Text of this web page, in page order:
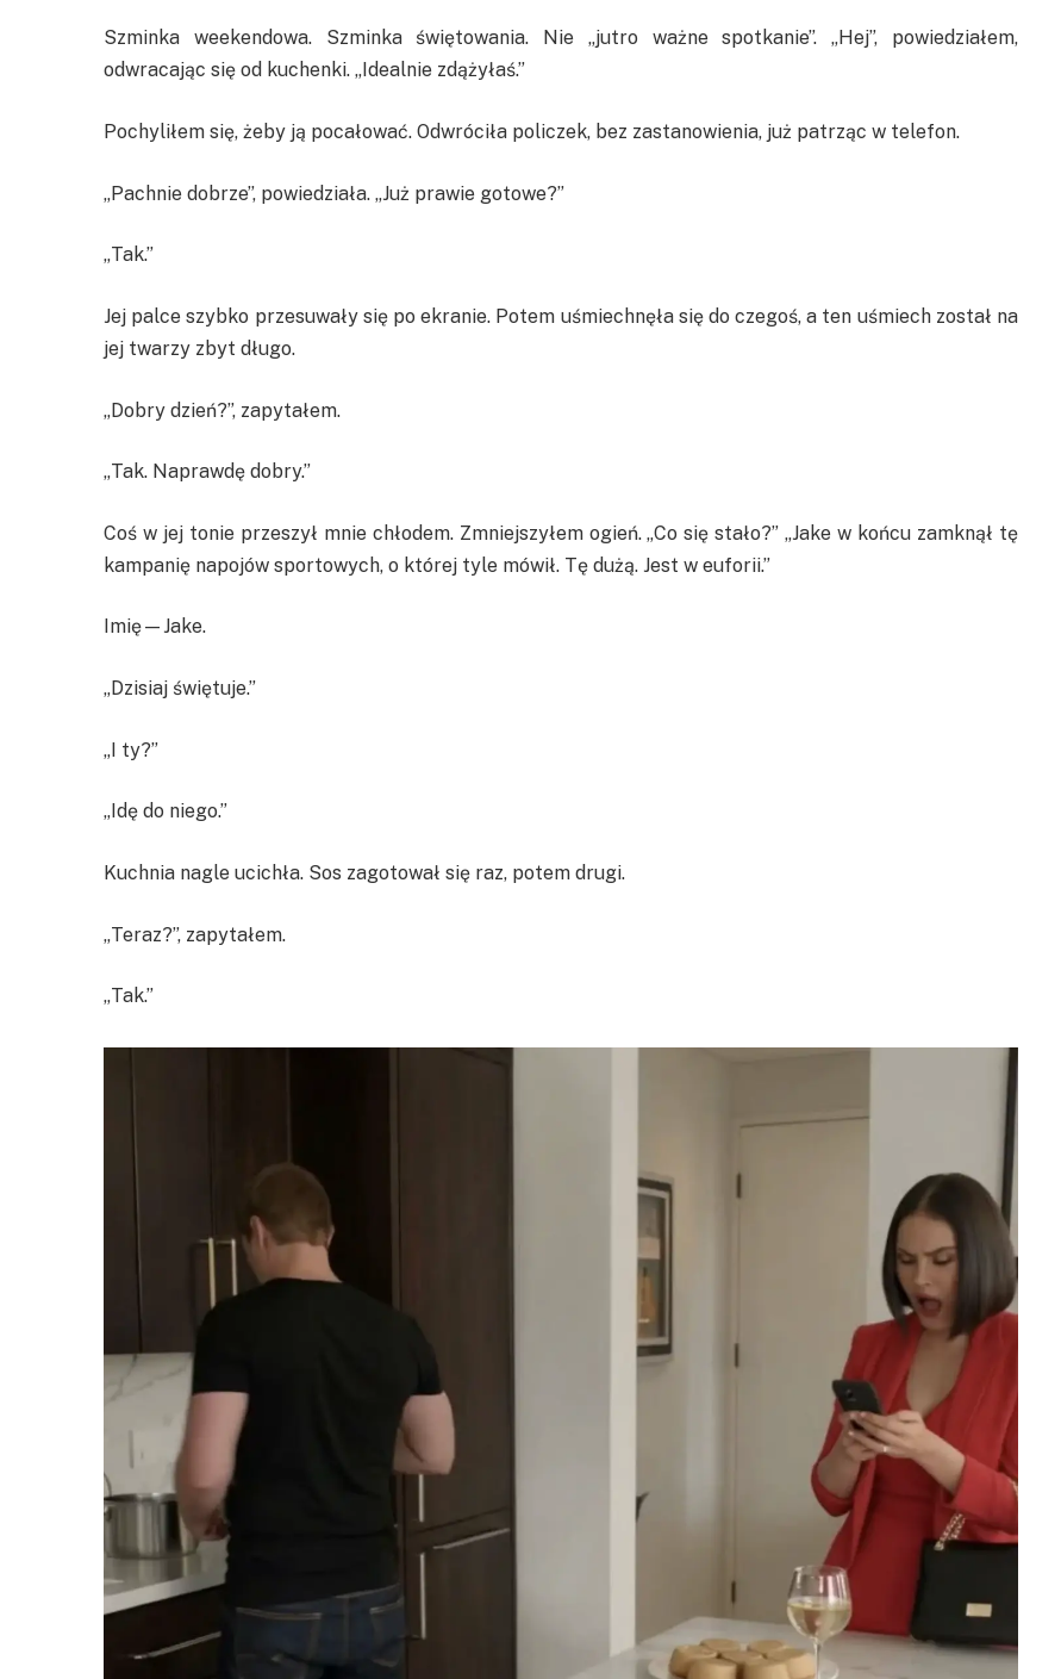
Szminka weekendowa. Szminka świętowania. Nie „jutro ważne spotkanie”. „Hej”, powiedziałem,
odwracając się od kuchenki. „Idealnie zdążyłaś.”
Pochyliłem się, żeby ją pocałować. Odwróciła policzek, bez zastanowienia, już patrząc w telefon.
„Pachnie dobrze”, powiedziała. „Już prawie gotowe?”
„Tak.”
Jej palce szybko przesuwały się po ekranie. Potem uśmiechnęła się do czegoś, a ten uśmiech został na
jej twarzy zbyt długo.
„Dobry dzień?”, zapytałem.
„Tak. Naprawdę dobry.”
Coś w jej tonie przeszył mnie chłodem. Zmniejszyłem ogień. „Co się stało?” „Jake w końcu zamknął tę
kampanię napojów sportowych, o której tyle mówił. Tę dużą. Jest w euforii.”
Imię—Jake.
„Dzisiaj świętuje.”
„I ty?”
„Idę do niego.”
Kuchnia nagle ucichła. Sos zagotował się raz, potem drugi.
„Teraz?”, zapytałem.
„Tak.”